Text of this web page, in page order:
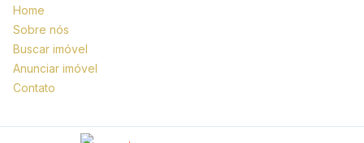
Home
Sobre nós
Buscar imóvel
Anunciar imóvel
Contato